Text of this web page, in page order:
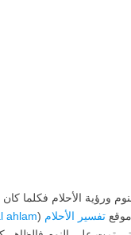
ورؤية الأحلام فكلما
تفسير الأحلام (
ahlam